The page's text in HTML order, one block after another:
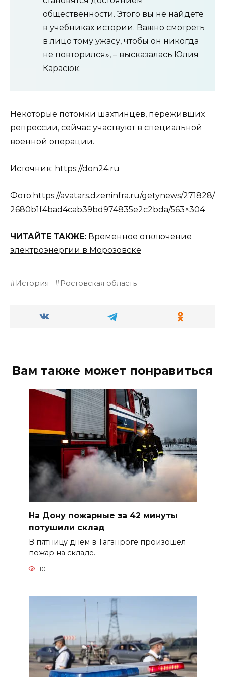
общественности. Этого вы не найдете
в учебниках истории. Важно смотреть
в лицо тому ужасу, чтобы он никогда
не повторился», – высказалась Юлия
Карасюк.
Некоторые потомки шахтинцев, переживших
репрессии, сейчас участвуют в специальной
военной операции.
Источник: https://don24.ru
Фото: https://avatars.dzeninfra.ru/getynews/271828/
2680b1f4bad4cab39bd974835e2c2bda/563×304
ЧИТАЙТЕ ТАКЖЕ: Временное отключение
электроэнергии в Морозовске
История Ростовская область
Вам также может понравиться
На Дону пожарные за 42 минуты
потушили склад
В пятницу днем в Таганроге произошел
пожар на складе.
10